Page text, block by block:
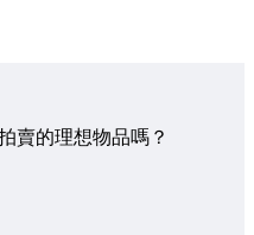
賣的理想物品嗎？